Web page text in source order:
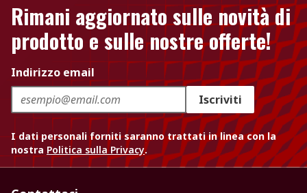
Rimani aggiornato sulle novità di
prodotto e sulle nostre offerte!
Indirizzo email
Iscriviti
I dati personali forniti saranno trattati in linea con la
nostra Politica sulla Privacy.